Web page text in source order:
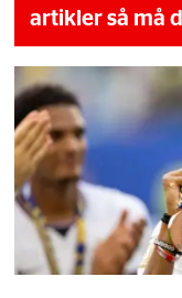
artikler så må